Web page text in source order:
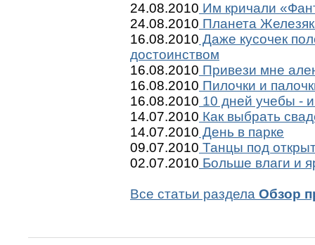
24.08.2010 Им кричали
24.08.2010 Планета
16.08.2010 Даже кусочек
достоинством
16.08.2010 Привези мне
16.08.2010 Пилочки и
16.08.2010 10 дней учебы -
14.07.2010 Как выбрать
14.07.2010 День в парке
09.07.2010 Танцы под
02.07.2010 Больше влаги и
Все статьи раздела Обзор